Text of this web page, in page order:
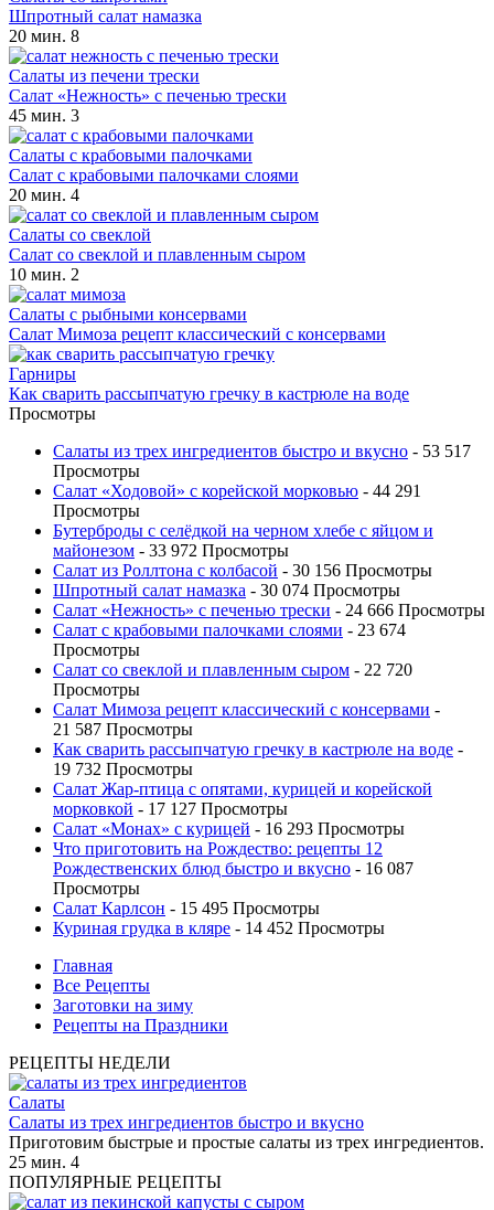
Шпротный салат намазка
20 мин. 8
Салаты из печени трески
Салат «Нежность» с печенью трески
45 мин. 3
Салаты с крабовыми палочками
Салат с крабовыми палочками слоями
20 мин. 4
Салаты со свеклой
Салат со свеклой и плавленным сыром
10 мин. 2
Салаты с рыбными консервами
Салат Мимоза рецепт классический с консервами
Гарниры
Как сварить рассыпчатую гречку в кастрюле на воде
Просмотры
Салаты из трех ингредиентов быстро и вкусно - 53 517
Просмотры
Салат «Ходовой» с корейской морковью - 44 291
Просмотры
Бутерброды с селёдкой на черном хлебе с яйцом и
майонезом - 33 972 Просмотры
Салат из Роллтона с колбасой - 30 156 Просмотры
Шпротный салат намазка - 30 074 Просмотры
Салат «Нежность» с печенью трески - 24 666 Просмотры
Салат с крабовыми палочками слоями - 23 674
Просмотры
Салат со свеклой и плавленным сыром - 22 720
Просмотры
Салат Мимоза рецепт классический с консервами -
21 587 Просмотры
Как сварить рассыпчатую гречку в кастрюле на воде -
19 732 Просмотры
Салат Жар-птица с опятами, курицей и корейской
морковкой - 17 127 Просмотры
Салат «Монах» с курицей - 16 293 Просмотры
Что приготовить на Рождество: рецепты 12
Рождественских блюд быстро и вкусно - 16 087
Просмотры
Салат Карлсон - 15 495 Просмотры
Куриная грудка в кляре - 14 452 Просмотры
Главная
Все Рецепты
Заготовки на зиму
Рецепты на Праздники
РЕЦЕПТЫ НЕДЕЛИ
Салаты
Салаты из трех ингредиентов быстро и вкусно
Приготовим быстрые и простые салаты из трех ингредиентов.
25 мин. 4
ПОПУЛЯРНЫЕ РЕЦЕПТЫ